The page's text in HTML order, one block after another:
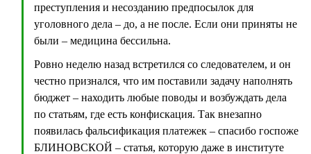
преступления и несозданию предпосылок для
уголовного дела – до, а не после. Если они приняты не
были – медицина бессильна.
Ровно неделю назад встретился со следователем, и он
честно признался, что им поставили задачу наполнять
бюджет – находить любые поводы и возбуждать дела
по статьям, где есть конфискация. Так внезапно
появилась фальсификация платежек – спасибо госпоже
БЛИНОВСКОЙ – статья, которую даже в институте